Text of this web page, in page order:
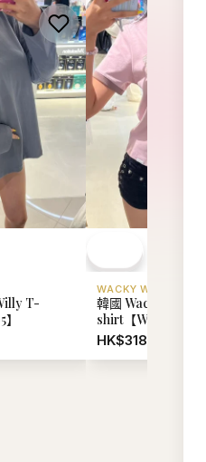
T-
WACKY WILLY
韓國 Wacky Willy T-
shirt【WW304】
HK$318.00